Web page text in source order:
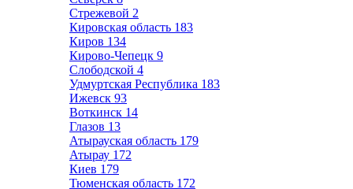
Стрежевой 2
Кировская область 183
Киров 134
Кирово-Чепецк 9
Слободской 4
Удмуртская Республика 183
Ижевск 93
Воткинск 14
Глазов 13
Атырауская область 179
Атырау 172
Киев 179
Тюменская область 172